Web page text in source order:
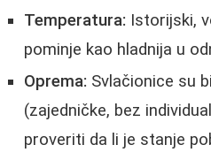
Temperatura: Istorijski,
pominje kao hladnija u
Oprema: Svlačionice su
(zajedničke, bez
proveriti da li je stanje